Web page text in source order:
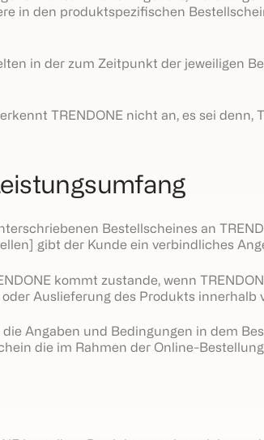
in den produktspezifischen
in der zum Zeitpunkt der jeweiligen
TRENDONE nicht an, es sei denn,
Bestellscheines an
gibt der Kunde ein verbindliches
kommt zustande, wenn
Auslieferung des Produkts innerhalb
Angaben und Bedingungen in dem
die im Rahmen der Online-